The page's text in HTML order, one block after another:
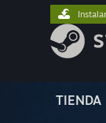
TIENDA